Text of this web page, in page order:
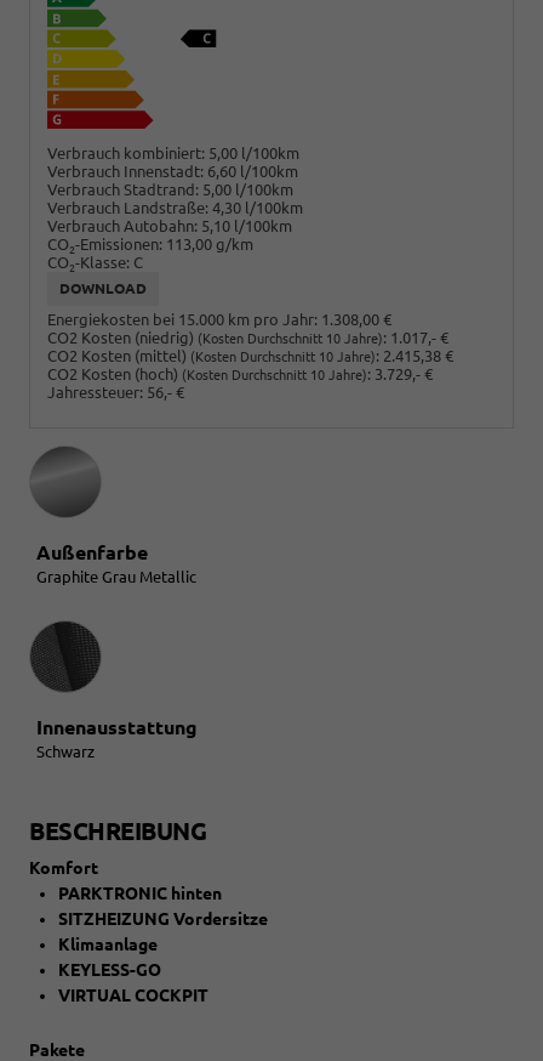
Verbrauch kombiniert: 5,00 l/100km
Verbrauch Innenstadt: 6,60 l/100km
Verbrauch Stadtrand: 5,00 l/100km
Verbrauch Landstraße: 4,30 l/100km
Verbrauch Autobahn: 5,10 l/100km
CO2-Emissionen: 113,00 g/km
CO2-Klasse: C
DOWNLOAD
Energiekosten bei 15.000 km pro Jahr: 1.308,00 €
CO2 Kosten (niedrig) (Kosten Durchschnitt 10 Jahre): 1.017,- €
CO2 Kosten (mittel) (Kosten Durchschnitt 10 Jahre): 2.415,38 €
CO2 Kosten (hoch) (Kosten Durchschnitt 10 Jahre): 3.729,- €
Jahressteuer: 56,- €
Außenfarbe
Graphite Grau Metallic
Innenausstattung
Innenausstattung
Schwarz
BESCHREIBUNG
Komfort
PARKTRONIC hinten
SITZHEIZUNG Vordersitze
Klimaanlage
KEYLESS-GO
VIRTUAL COCKPIT
Pakete